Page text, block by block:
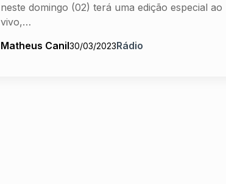
neste domingo (02) terá uma edição especial ao
vivo,…
Matheus Canil30/03/2023Rádio